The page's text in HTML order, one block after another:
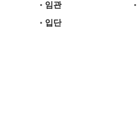
임관
입단